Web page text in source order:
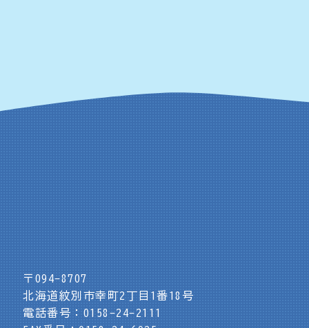
〒094-8707
北海道紋別市幸町2丁目1番18号
電話番号：0158-24-2111